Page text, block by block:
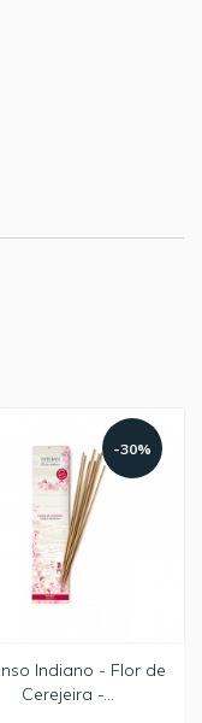
-30%
Indiano - Flor de
Cerejeira -...